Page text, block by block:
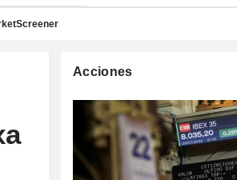
Acciones